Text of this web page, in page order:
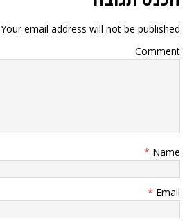
Your email address will not be published.
Comment
Name
*
Email
*